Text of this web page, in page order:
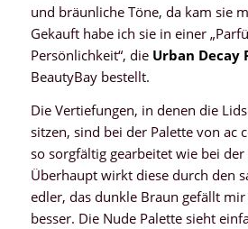
und bräunliche Töne, da kam sie
Gekauft habe ich sie in einer
Persönlichkeit“, die Urban Decay
BeautyBay bestellt.
Die Vertiefungen, in denen die
sitzen, sind bei der Palette von ac
so sorgfältig gearbeitet wie bei
Überhaupt wirkt diese durch den
edler, das dunkle Braun gefällt
besser. Die Nude Palette sieht